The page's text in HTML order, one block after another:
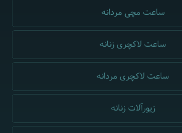
ساعت مچی مردانه
ساعت لاکچری زنانه
ساعت لاکچری مردانه
زیورآلات زنانه